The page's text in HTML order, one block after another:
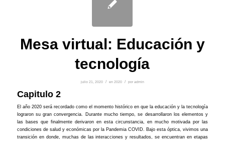
Mesa virtual: Educación y
tecnología
julio 21, 2020 / en 2020 / por admin
Capitulo 2
El año 2020 será recordado como el momento histórico en que la educación y la tecnología
lograron su gran convergencia. Durante mucho tiempo, se desarrollaron los elementos y
las bases que finalmente derivaron en esta circunstancia, en mucho motivada por las
condiciones de salud y económicas por la Pandemia COVID. Bajo esta óptica, vivimos una
transición en donde, muchas de las interacciones y resultados, se encuentran en etapas